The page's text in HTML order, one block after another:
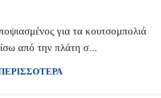
για τα κουτσομπολιά
από την πλάτη σ...